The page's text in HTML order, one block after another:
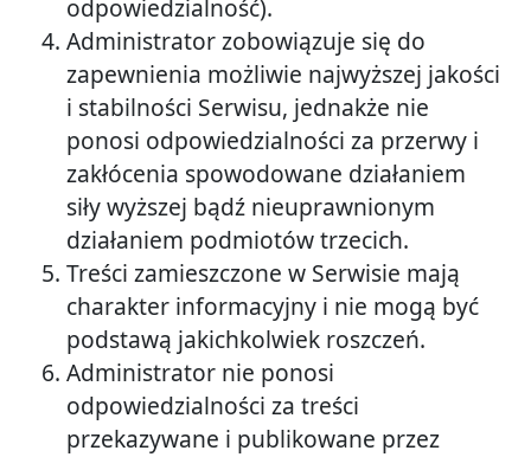
odpowiedzialność).
Administrator zobowiązuje się do
zapewnienia możliwie najwyższej jakości
i stabilności Serwisu, jednakże nie
ponosi odpowiedzialności za przerwy i
zakłócenia spowodowane działaniem
siły wyższej bądź nieuprawnionym
działaniem podmiotów trzecich.
Treści zamieszczone w Serwisie mają
charakter informacyjny i nie mogą być
podstawą jakichkolwiek roszczeń.
Administrator nie ponosi
odpowiedzialności za treści
przekazywane i publikowane przez